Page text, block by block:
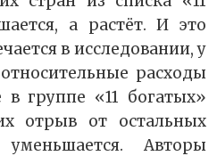
а растёт. И это
в исследовании, у
расходы
в группе «11 богатых»
отрыв от остальных
Авторы